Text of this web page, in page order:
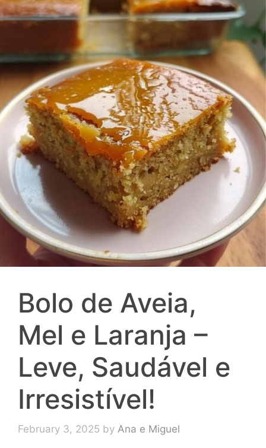
Bolo de Aveia,
Mel e Laranja –
Leve, Saudável e
Irresistível!
February 3, 2025 by Ana e Miguel